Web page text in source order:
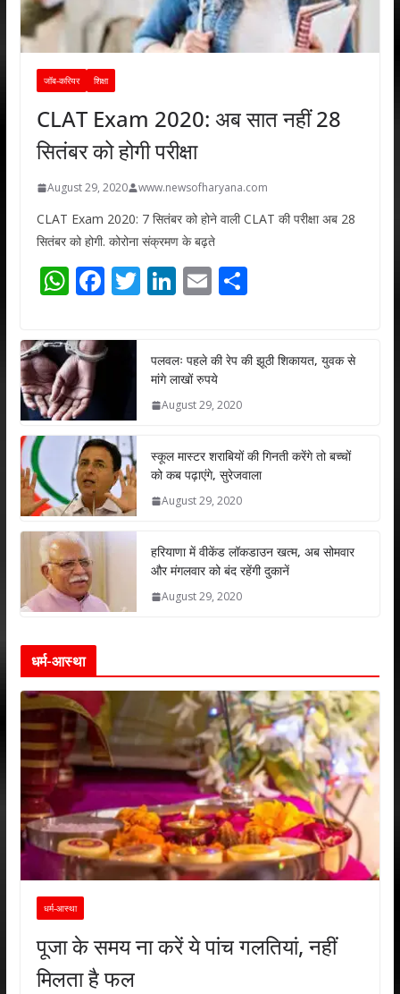
जॉब-करियर शिक्षा
CLAT Exam 2020: अब सात नहीं 28
सितंबर को होगी परीक्षा
August 29, 2020 www.newsofharyana.com
CLAT Exam 2020: 7 सितंबर को होने वाली CLAT की परीक्षा अब 28
सितंबर को होगी. कोरोना संक्रमण के बढ़ते
W
at
s
A
p
p
F
e
b
o
k
T
er
Li
e
dI
n
E
l
S
e
पलवलः पहले की रेप की झूठी शिकायत, युवक से
मांगे लाखों रुपये
August 29, 2020
स्कूल मास्टर शराबियों की गिनती करेंगे तो बच्चों
को कब पढ़ाएंगे, सुरेजवाला
August 29, 2020
हरियाणा में वीकेंड लॉकडाउन खत्म, अब सोमवार
और मंगलवार को बंद रहेंगी दुकानें
August 29, 2020
धर्म-आस्था
धर्म-आस्था
पूजा के समय ना करें ये पांच गलतियां, नहीं
मिलता है फल